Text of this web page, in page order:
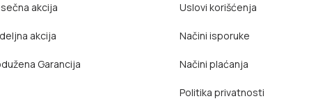
akcija
akcija
Garancija
Uslovi korišćenja
Načini isporuke
Načini plaćanja
Politika privatnosti